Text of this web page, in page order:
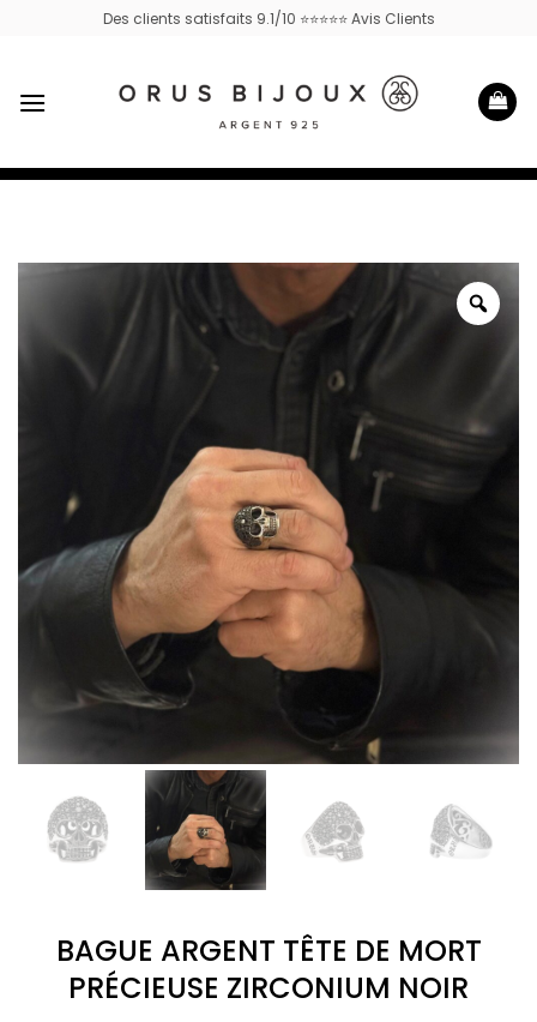
Des clients satisfaits 9.1/10 ⭐⭐⭐⭐⭐ Avis Clients
BAGUE ARGENT TÊTE DE MORT
PRÉCIEUSE ZIRCONIUM NOIR